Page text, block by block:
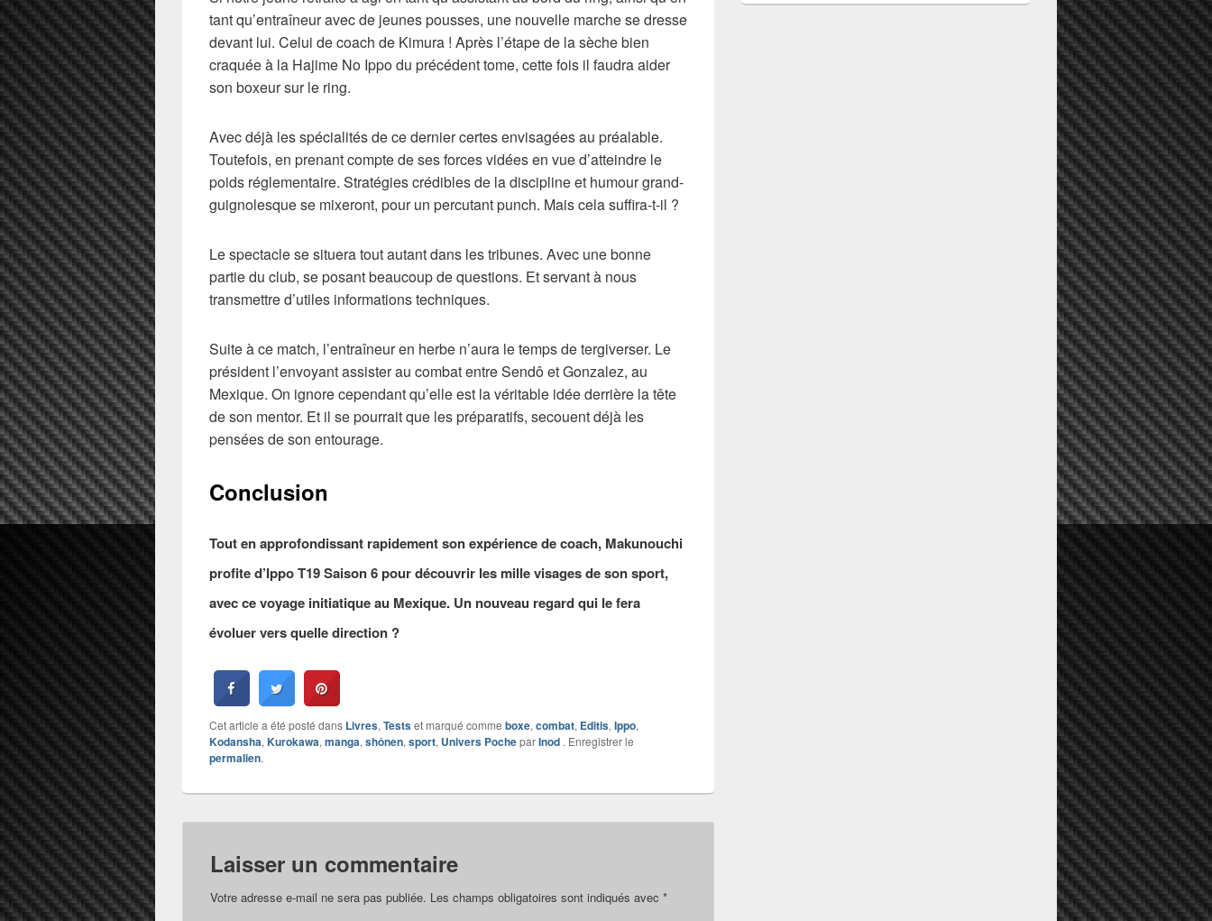
tant qu’entraîneur avec de jeunes pousses, une nouvelle marche se dresse
devant lui. Celui de coach de Kimura ! Après l’étape de la sèche bien
craquée à la Hajime No Ippo du précédent tome, cette fois il faudra aider
son boxeur sur le ring.
Avec déjà les spécialités de ce dernier certes envisagées au préalable.
Toutefois, en prenant compte de ses forces vidées en vue d’atteindre le
poids réglementaire. Stratégies crédibles de la discipline et humour grand-
guignolesque se mixeront, pour un percutant punch. Mais cela suffira-t-il ?
Le spectacle se situera tout autant dans les tribunes. Avec une bonne
partie du club, se posant beaucoup de questions. Et servant à nous
transmettre d’utiles informations techniques.
Suite à ce match, l’entraîneur en herbe n’aura le temps de tergiverser. Le
président l’envoyant assister au combat entre Sendô et Gonzalez, au
Mexique. On ignore cependant qu’elle est la véritable idée derrière la tête
de son mentor. Et il se pourrait que les préparatifs, secouent déjà les
pensées de son entourage.
Conclusion
Tout en approfondissant rapidement son expérience de coach, Makunouchi
profite d’Ippo T19 Saison 6 pour découvrir les mille visages de son sport,
avec ce voyage initiatique au Mexique. Un nouveau regard qui le fera
évoluer vers quelle direction ?
Cet article a été posté dans Livres, Testset marqué comme boxe, combat, Editis, Ippo,
Kodansha, Kurokawa, manga, shônen, sport, Univers PocheparInod . Enregistrer le
permalien.
Laisser un commentaire
Votre adresse e-mail ne sera pas publiée. Les champs obligatoires sont indiqués avec *